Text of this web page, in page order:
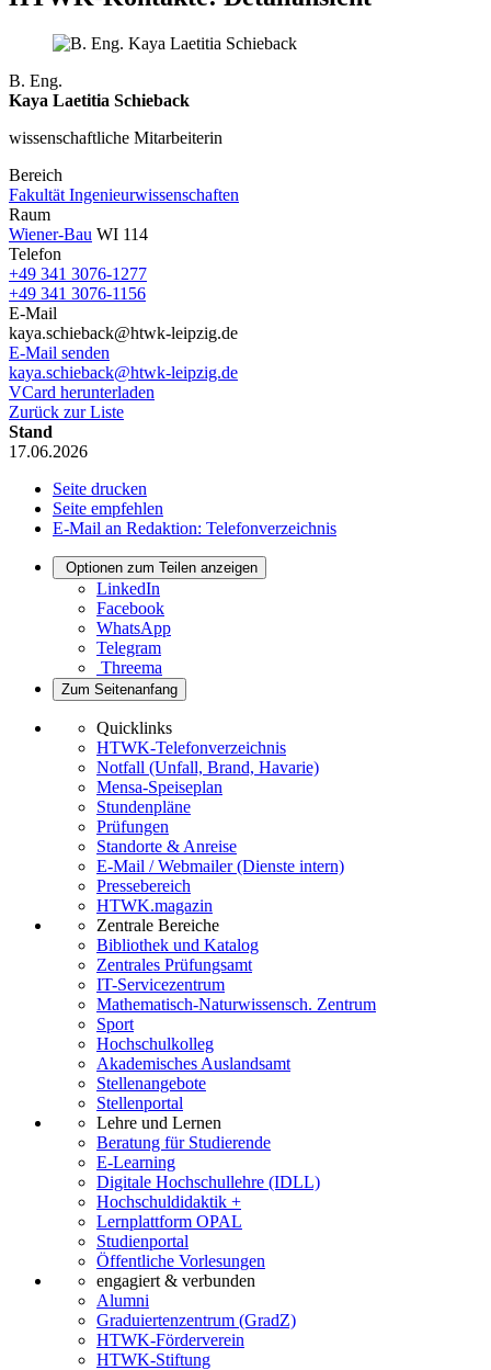
B. Eng.
Kaya Laetitia Schieback
wissenschaftliche Mitarbeiterin
Bereich
Fakultät Ingenieurwissenschaften
Raum
Wiener-Bau WI 114
Telefon
+49 341 3076-1277
+49 341 3076-1156
E-Mail
kaya.schieback@htwk-leipzig.de
E-Mail senden
kaya.schieback@htwk-leipzig.de
VCard herunterladen
Zurück zur Liste
Stand
17.06.2026
Seite drucken
Seite empfehlen
E-Mail an Redaktion: Telefonverzeichnis
Optionen zum Teilen anzeigen
LinkedIn
Facebook
WhatsApp
Telegram
Threema
Zum Seitenanfang
Quicklinks
HTWK-Telefonverzeichnis
Notfall (Unfall, Brand, Havarie)
Mensa-Speiseplan
Stundenpläne
Prüfungen
Standorte & Anreise
E-Mail / Webmailer (Dienste intern)
Pressebereich
HTWK.magazin
Zentrale Bereiche
Bibliothek und Katalog
Zentrales Prüfungsamt
IT-Servicezentrum
Mathematisch-Naturwissensch. Zentrum
Sport
Hochschulkolleg
Akademisches Auslandsamt
Stellenangebote
Stellenportal
Lehre und Lernen
Beratung für Studierende
E-Learning
Digitale Hochschullehre (IDLL)
Hochschuldidaktik +
Lernplattform OPAL
Studienportal
Öffentliche Vorlesungen
engagiert & verbunden
Alumni
Graduiertenzentrum (GradZ)
HTWK-Förderverein
HTWK-Stiftung